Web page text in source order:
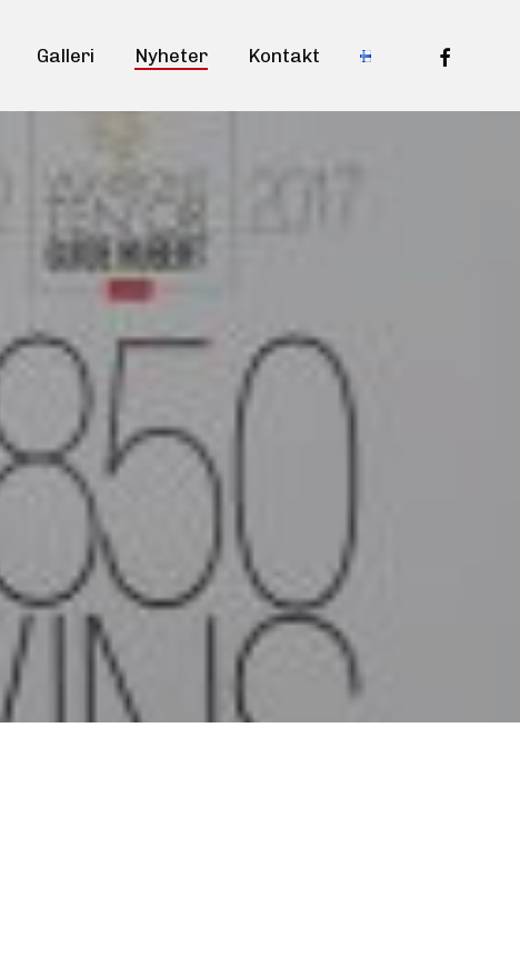
Galleri Nyheter Kontakt facebook